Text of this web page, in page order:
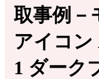
取事例－
アイコン
1 ダーク